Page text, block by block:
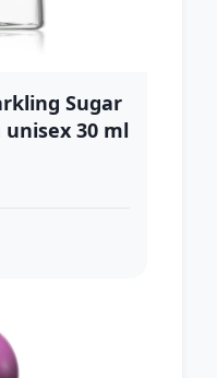
Sugar
30 ml